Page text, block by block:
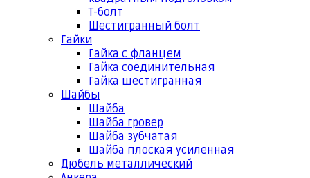
Т-болт
Шестигранный болт
Гайки
Гайка с фланцем
Гайка соединительная
Гайка шестигранная
Шайбы
Шайба
Шайба гровер
Шайба зубчатая
Шайба плоская усиленная
Дюбель металлический